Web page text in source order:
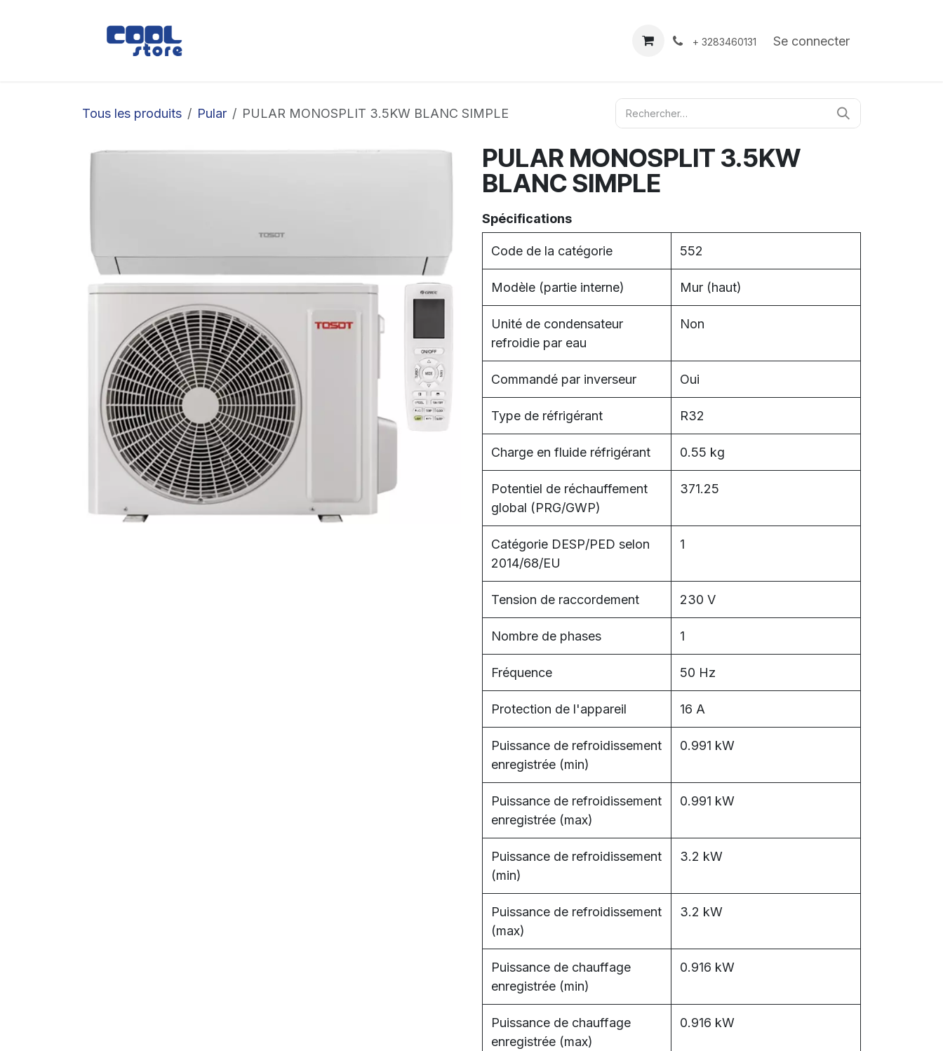
À propos Contact
+ 3283460131 Se connecter
Tous les produits Pular PULAR MONOSPLIT 3.5KW BLANC SIMPLE
PULAR MONOSPLIT 3.5KW
BLANC SIMPLE
Spécifications
Code de la catégorie 552
Modèle (partie interne) Mur (haut)
Unité de condensateur
refroidie par eau
Non
Commandé par inverseur Oui
Type de réfrigérant R32
Charge en fluide réfrigérant 0.55 kg
Potentiel de réchauffement
global (PRG/GWP)
371.25
Catégorie DESP/PED selon
2014/68/EU
1
Tension de raccordement 230 V
Nombre de phases 1
Fréquence 50 Hz
Protection de l'appareil 16 A
Puissance de refroidissement
enregistrée (min)
0.991 kW
Puissance de refroidissement
enregistrée (max)
0.991 kW
Puissance de refroidissement
(min)
3.2 kW
Puissance de refroidissement
(max)
3.2 kW
Puissance de chauffage
enregistrée (min)
0.916 kW
Puissance de chauffage
enregistrée (max)
0.916 kW